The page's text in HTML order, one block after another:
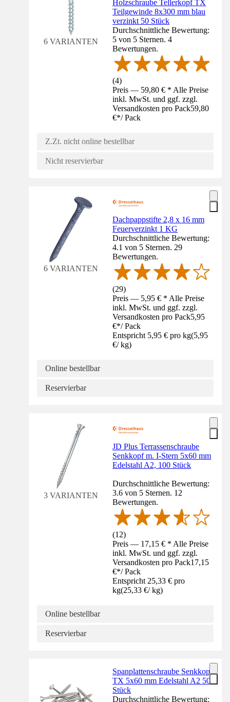
6 VARIANTEN
Holzschraube Tellerkopf TX
Teilgewinde 8x300 mm blau
verzinkt 50 Stück
Durchschnittliche Bewertung:
5 von 5 Sternen. 4
Bewertungen.
(4)
Preis — 59,80 € * Alle Preise
inkl. MwSt. und ggf. zzgl.
Versandkosten pro Pack59,80
€*/ Pack
Z.Zt. nicht online bestellbar
Nicht reservierbar
6 VARIANTEN
Dachpappstifte 2,8 x 16 mm
Feuerverzinkt 1 KG
Durchschnittliche Bewertung:
4.1 von 5 Sternen. 29
Bewertungen.
(29)
Preis — 5,95 € * Alle Preise
inkl. MwSt. und ggf. zzgl.
Versandkosten pro Pack5,95
€*/ Pack
Entspricht 5,95 € pro kg(5,95
€/ kg)
Online bestellbar
Reservierbar
3 VARIANTEN
JD Plus Terrassenschraube
Senkkopf m. I-Stern 5x60 mm
Edelstahl A2, 100 Stück
Durchschnittliche Bewertung:
3.6 von 5 Sternen. 12
Bewertungen.
(12)
Preis — 17,15 € * Alle Preise
inkl. MwSt. und ggf. zzgl.
Versandkosten pro Pack17,15
€*/ Pack
Entspricht 25,33 € pro
kg(25,33 €/ kg)
Online bestellbar
Reservierbar
Spanplattenschraube Senkkopf
TX 5x60 mm Edelstahl A2 50
Stück
Durchschnittliche Bewertung: